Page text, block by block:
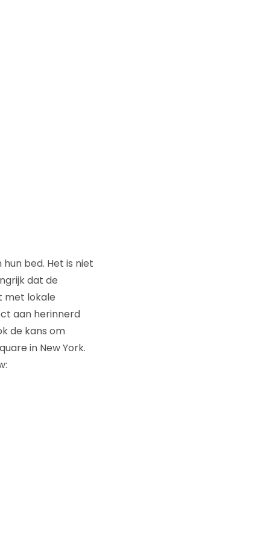
bed. Het is niet
dat de
met lokale
aan herinnerd
de kans om
in New York.